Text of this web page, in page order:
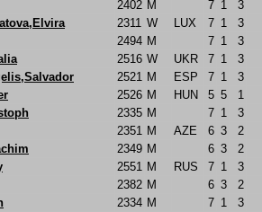
2402 M 7 1
3
2311 W LUX 7 1
3
2494 M 7 1
3
2516 W UKR 7 1
3
2521 M ESP 7 1
3
2526 M HUN 5 5
1
2335 M 7 1
3
2351 M AZE 6 3
2
2349 M 6 3
2
2551 M RUS 7 1
3
2382 M 6 3
2
2334 M 7 1
3